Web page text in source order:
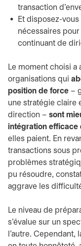
transaction
Et disposez-
nécessaires
continuant de
Le moment choisi a
organisations qui
position de force –
une stratégie claire
direction – sont
intégration efficace
elles paient. En
transactions sous
problèmes
pu résoudre,
aggrave les
Le niveau de
s’évalue sur un
l’autre. Cependant,